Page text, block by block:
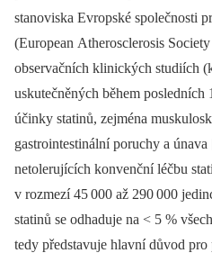
stanoviska Evropské společnosti
(European Atherosclerosis
observačních klinických studiích
uskutečněných během
účinky statinů, zejména
gastrointestinální poruchy a
netolerujících konvenční léčbu
v rozmezí 45000 až 290000
statinů se odhaduje na < 5 %
tedy představuje hlavní důvod pro